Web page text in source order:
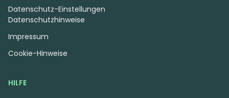
HILFE
Datenschutzhinweise
Impressum
Cookie-Hinweise
Datenschutz-Einstellungen